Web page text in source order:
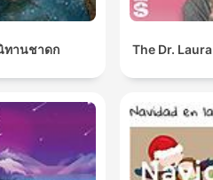
saben
búho
ellos.
ทานชาดก The Dr.